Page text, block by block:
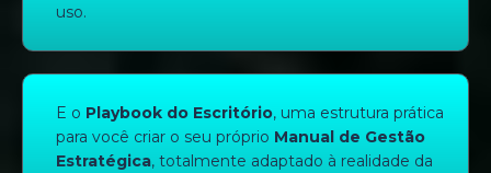
uso.
E o Playbook do Escritório, uma estrutura prática
para você criar o seu próprio Manual de Gestão
Estratégica, totalmente adaptado à realidade da